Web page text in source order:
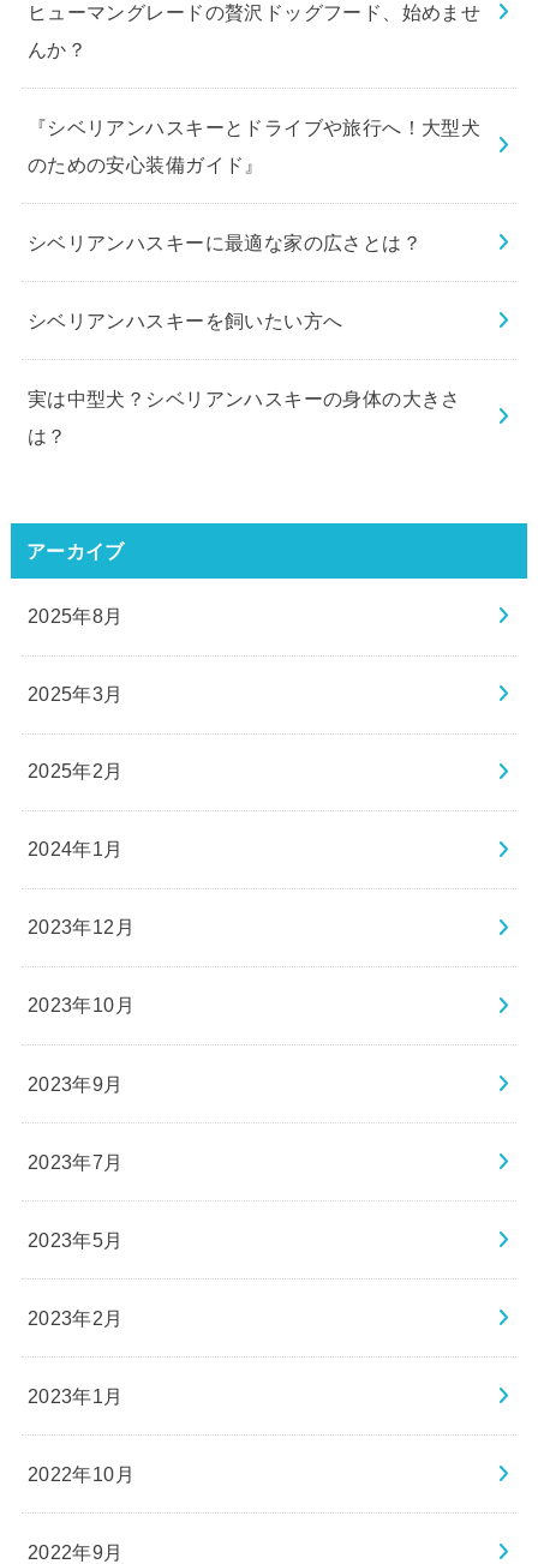
ヒューマングレードの贅沢ドッグフード、始めませ
んか？
『シベリアンハスキーとドライブや旅行へ！大型犬
のための安心装備ガイド』
シベリアンハスキーに最適な家の広さとは？
シベリアンハスキーを飼いたい方へ
実は中型犬？シベリアンハスキーの身体の大きさ
は？
アーカイブ
2025年8月
2025年3月
2025年2月
2024年1月
2023年12月
2023年10月
2023年9月
2023年7月
2023年5月
2023年2月
2023年1月
2022年10月
2022年9月